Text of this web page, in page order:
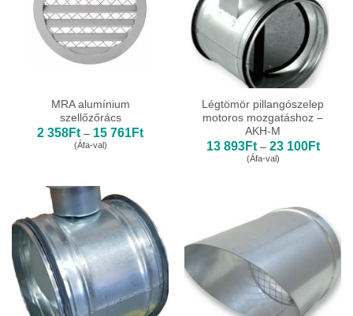
MRA alumínium
szellőzőrács
2 358Ft – 15 761FtÁrtartomány:
(Áfa-val)
Légtömör pillangószelep
motoros mozgatáshoz –
AKH-M
13 893Ft – 23 100Ft
(Áfa-val)